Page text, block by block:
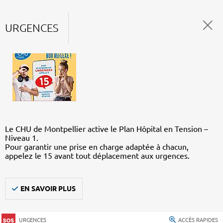
URGENCES
Le CHU de Montpellier active le Plan Hôpital en Tension –
Niveau 1.
Pour garantir une prise en charge adaptée à chacun,
appelez le 15 avant tout déplacement aux urgences.
EN SAVOIR PLUS
URGENCES ACCÈS RAPIDES